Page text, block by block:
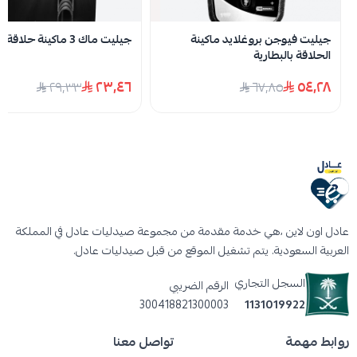
صعوداً إلي خط الفك لحمايتك وتقليل من الجروح التي
تحدث أثناء عملية الحلاقة.
• يمكنك محاولة شد الجلد بيدك الأخري بشكل بسيط
لتجعله مشدود مما يجعلك تحصل علي حلاقة أسهل
تنسد بالشعر وتجعل عملية الحلاقة صعبة ومؤلمة.
جيليت فيوجن بروغلايد ماكينة
الحلاقة بالبطارية
٥٤٫٢٨ ٦٧٫٨٥
نفدت الكمية
جيليت ماك 3 ماكينة حلاقة للرجال
٢٣٫٤٦ ٢٩٫٣٣
عادل اون لاين ،هي خدمة مقدمة من مجموعة صيدليات عادل في المملكة
العربية السعودية. يتم تشغيل الموقع من قبل صيدليات عادل.
السجل التجاري
1131019922
الرقم الضريبي
300418821300003
روابط مهمة تواصل معنا